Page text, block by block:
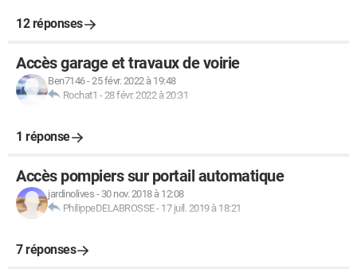
12 réponses
Accès garage et travaux de voirie
Ben7146-25 févr. 2022 à 19:48
Rochat1 -28 févr. 2022 à 20:31
1 réponse
Accès pompiers sur portail automatique
jardinolives - 30 nov. 2018 à 12:08
PhilippeDELABROSSE- 17 juil. 2019 à 18:21
7 réponses